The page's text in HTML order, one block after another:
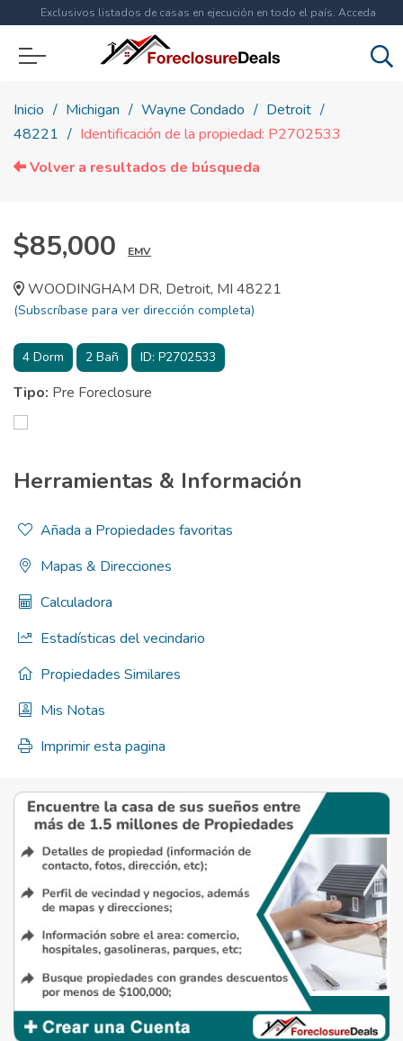
Exclusivos listados de casas en ejecución en todo el país. Acceda
ahora a
Inicio Michigan Wayne Condado
Detroit
48221
Identificación de la propiedad: P2702533
Volver a resultados de búsqueda
$85,000 EMV
WOODINGHAM DR, Detroit, MI 48221
(Subscríbase para ver dirección completa)
4 Dorm 2 Bañ ID: P2702533
Tipo: Pre Foreclosure
Herramientas & Información
Añada a Propiedades favoritas
Mapas & Direcciones
Calculadora
Estadísticas del vecindario
Propiedades Similares
Mis Notas
Imprimir esta pagina